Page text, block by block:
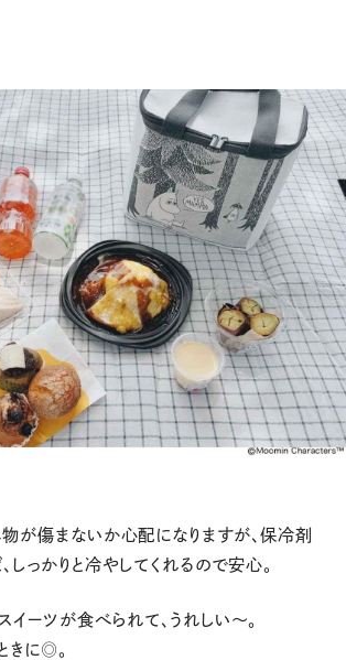
が傷まないか心配になりますが、保冷剤
しっかりと冷やしてくれるので安心。
イーツが食べられて、うれしい〜。
きに◎。